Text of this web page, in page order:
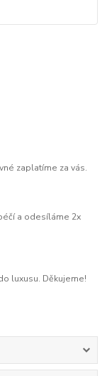
zaplatíme za vás.
a odesíláme 2x
luxusu. Děkujeme!